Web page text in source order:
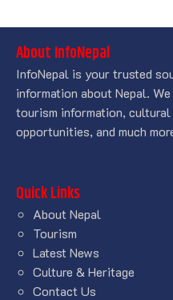
About InfoNepal
InfoNepal is your trusted
information about Nepal.
tourism information,
opportunities, and much
Quick Links
About Nepal
Tourism
Latest News
Culture & Heritage
Contact Us